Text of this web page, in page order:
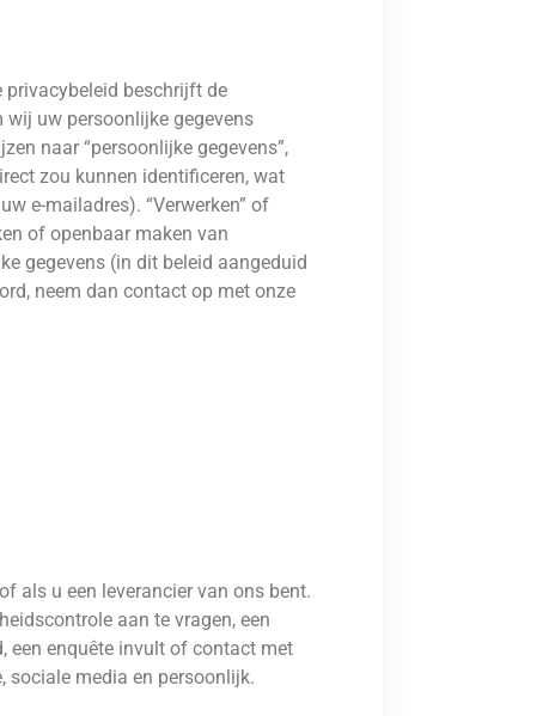
privacybeleid beschrijft de
uw persoonlijke gegevens
naar “persoonlijke gegevens”,
zou kunnen identificeren, wat
e-mailadres). “Verwerken” of
of openbaar maken van
gegevens (in dit beleid aangeduid
neem dan contact op met onze
als u een leverancier van ons bent.
aan te vragen, een
een enquête invult of contact met
sociale media en persoonlijk.